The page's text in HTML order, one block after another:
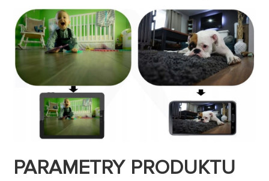
PARAMETRY PRODUKTU